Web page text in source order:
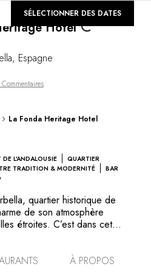
GALERIE
Hotel Loading...
, Espagne
La Fonda Heritage Hotel
DE L'ANDALOUSIE
QUARTIER
TRADITION & MODERNITÉ
BAR
quartier historique de
de son atmosphère
étroites. C’est dans cet
ayant conservé leur
SÉLECTIONNER DES DATES
À PROPOS